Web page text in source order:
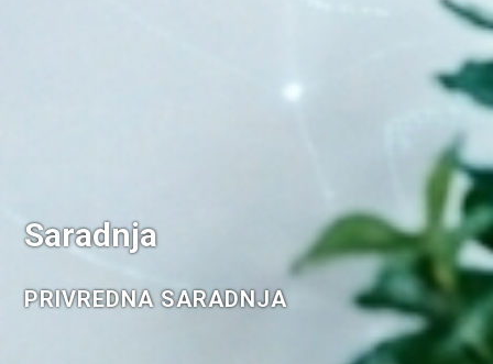
Saradnja
PRIVREDNA SARADNJA